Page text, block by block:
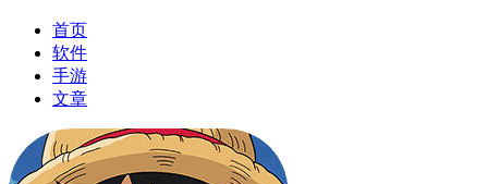
首页
软件
手游
文章